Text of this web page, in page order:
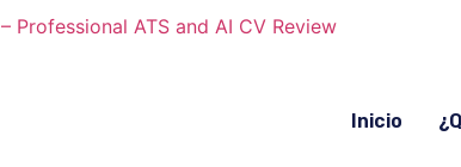
Inicio